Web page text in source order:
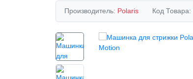
Производитель: Polaris Код Товара: